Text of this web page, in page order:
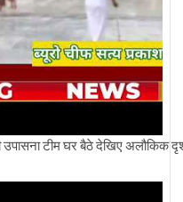
उपासना टीम घर बैठे देखिए अलौकिक